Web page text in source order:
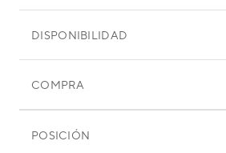
DISPONIBILIDAD
COMPRA
POSICIÓN